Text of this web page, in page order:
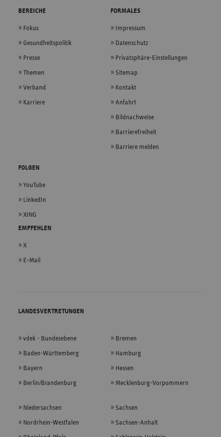
BEREICHE
Fokus
Gesundheitspolitik
Presse
Themen
Verband
Karriere
FORMALES
Impressum
Datenschutz
Privatsphäre-Einstellungen
Sitemap
Kontakt
Anfahrt
Bildnachweise
Barrierefreiheit
Barriere melden
FOLGEN
YouTube
LinkedIn
XING
EMPFEHLEN
X
E-Mail
LANDESVERTRETUNGEN
vdek - Bundesebene
Baden-Württemberg
Bayern
Berlin/Brandenburg
Bremen
Hamburg
Hessen
Mecklenburg-Vorpommern
Niedersachsen
Nordrhein-Westfalen
Sachsen
Sachsen-Anhalt